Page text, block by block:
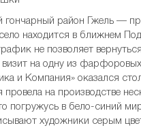
гончарный район Гжель —
находится в ближнем
не позволяет
визит на одну из фарфоровых
и Компания» оказался
провела на производстве
погружусь в бело-синий
художники серым